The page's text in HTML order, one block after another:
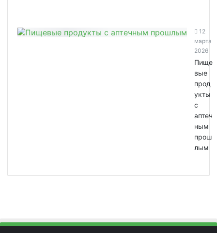
12
марта
2026
Пище
вые
прод
укты
с
аптеч
ным
прош
лым